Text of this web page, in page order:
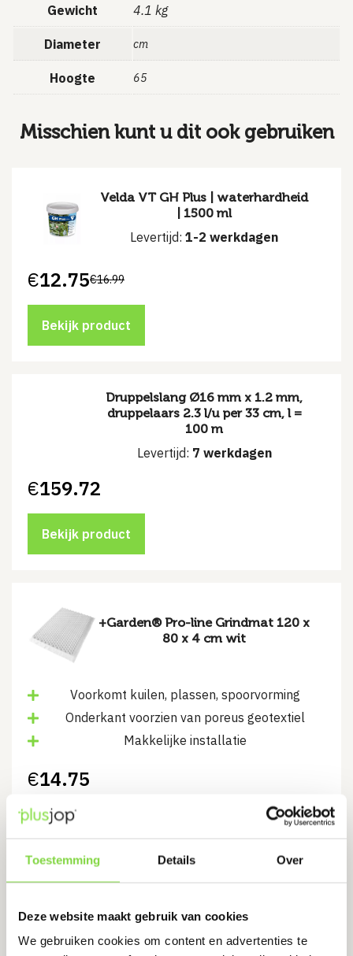
Toestemming Details Over
Deze website maakt gebruik van cookies
We gebruiken cookies om content en advertenties te
Gewicht 4.1 kg
Diameter cm
Hoogte 65
Misschien kunt u dit ook gebruiken
Velda VT GH Plus | waterhardheid
| 1500 ml
Levertijd: 1-2 werkdagen
€16.99
Oorspronkelijke
was:
€16.99.
€12.75
Huidige
is:
€12.75.
Bekijk product
Druppelslang Ø16 mm x 1.2 mm,
druppelaars 2.3 l/u per 33 cm, l =
100 m
Levertijd: 7 werkdagen
€159.72
Bekijk product
+Garden® Pro-line Grindmat 120 x
80 x 4 cm wit
Voorkomt kuilen, plassen, spoorvorming
Onderkant voorzien van poreus geotextiel
Makkelijke installatie
€14.75
Bekijk product
+Garden® Pro-line Grindmat 120 x